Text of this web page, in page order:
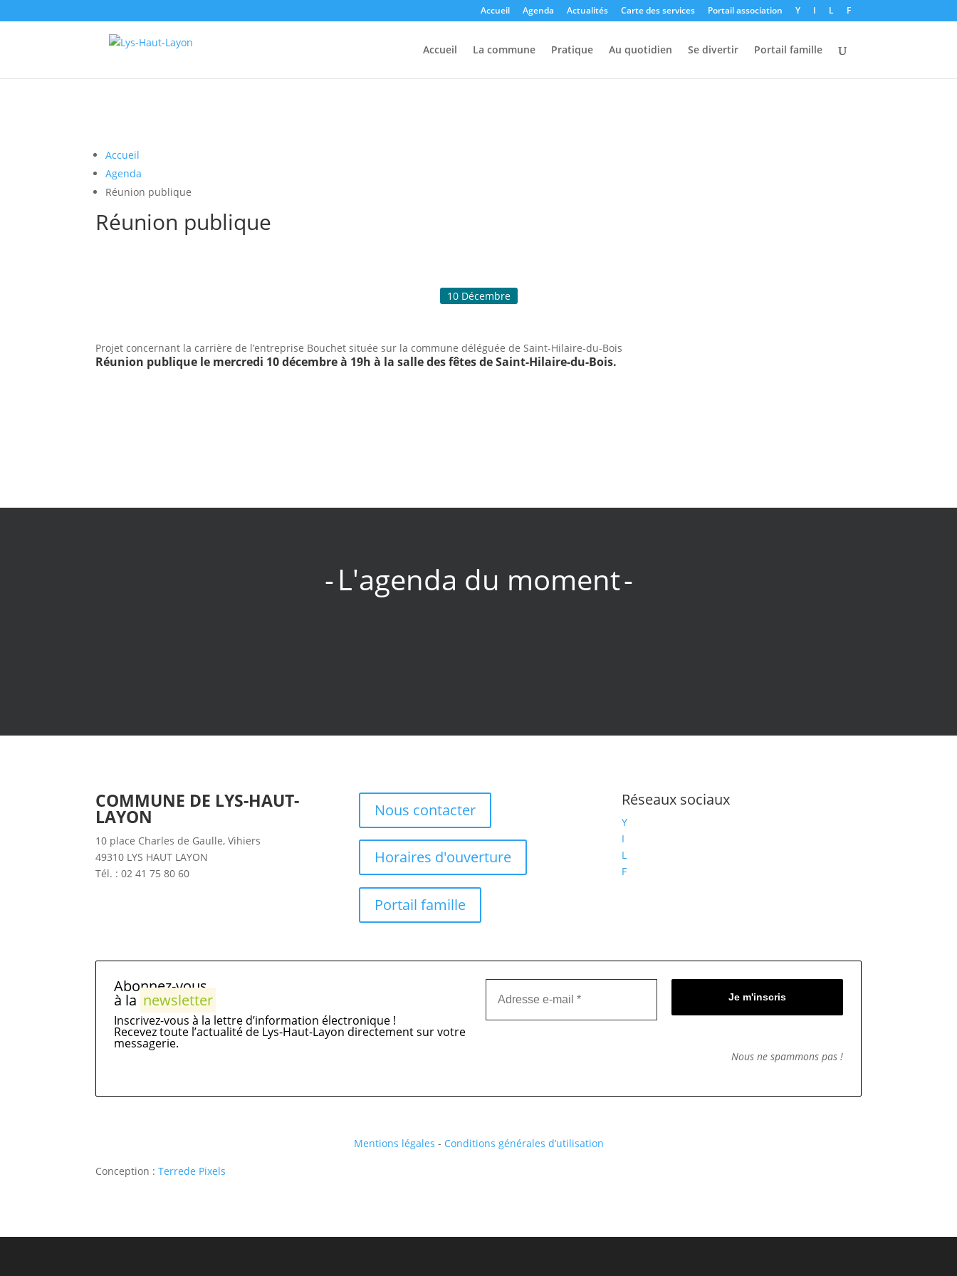
Accueil Agenda Actualités Carte des services Portail association Y I L F
Accueil La commune Pratique Au quotidien Se divertir Portail famille
Accueil
Agenda
Réunion publique
Réunion publique
10 Décembre
Projet concernant la carrière de l’entreprise Bouchet située sur la commune déléguée de Saint-Hilaire-du-Bois
Réunion publique le mercredi 10 décembre à 19h à la salle des fêtes de Saint-Hilaire-du-Bois.
L'agenda du moment
COMMUNE DE LYS-HAUT-
LAYON
10 place Charles de Gaulle, Vihiers
49310 LYS HAUT LAYON
Tél. : 02 41 75 80 60
Nous contacter
Horaires d'ouverture
Portail famille
Réseaux sociaux
Y
I
L
F
Abonnez-vous
à la newsletter
Inscrivez-vous à la lettre d’information électronique !
Recevez toute l’actualité de Lys-Haut-Layon directement sur votre
messagerie.
Nous ne spammons pas !
Mentions légales - Conditions générales d’utilisation
Conception :Terrede Pixels